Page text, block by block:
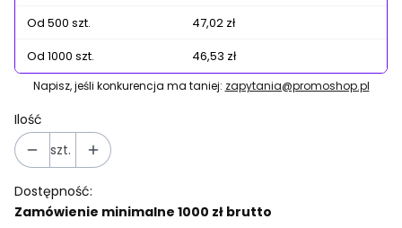
Od 500 szt.
47,02 zł
Od 1000 szt.
46,53 zł
Napisz, jeśli konkurencja ma taniej: zapytania@promoshop.pl
Ilość
szt.
Dostępność:
Zamówienie minimalne 1000 zł brutto